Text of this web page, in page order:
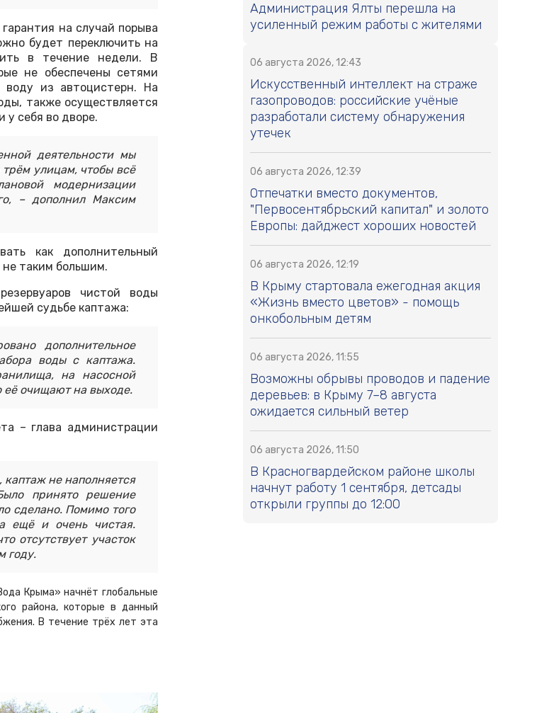
на случай порыва
будет переключить на
в течение недели. В
не обеспечены сетями
из автоцистерн. На
также осуществляется
у себя во дворе.
деятельности мы
улицам, чтобы всё
модернизации
– дополнил Максим
как дополнительный
не таким большим.
чистой воды
судьбе каптажа:
дополнительное
воды с каптажа.
на насосной
её очищают на выходе.
– глава администрации
каптаж не наполняется
принято решение
сделано. Помимо того
ещё и очень чистая.
отсутствует участок
году.
Крыма» начнёт глобальные
района, которые в данный
В течение трёх лет эта
Администрация Ялты перешла на
усиленный режим работы с жителями
06 августа 2026, 12:43
Искусственный интеллект на страже
газопроводов: российские учёные
разработали систему обнаружения
утечек
06 августа 2026, 12:39
Отпечатки вместо документов,
"Первосентябрьский капитал" и золото
Европы: дайджест хороших новостей
06 августа 2026, 12:19
В Крыму стартовала ежегодная акция
«Жизнь вместо цветов» - помощь
онкобольным детям
06 августа 2026, 11:55
Возможны обрывы проводов и падение
деревьев: в Крыму 7–8 августа
ожидается сильный ветер
06 августа 2026, 11:50
В Красногвардейском районе школы
начнут работу 1 сентября, детсады
открыли группы до 12:00